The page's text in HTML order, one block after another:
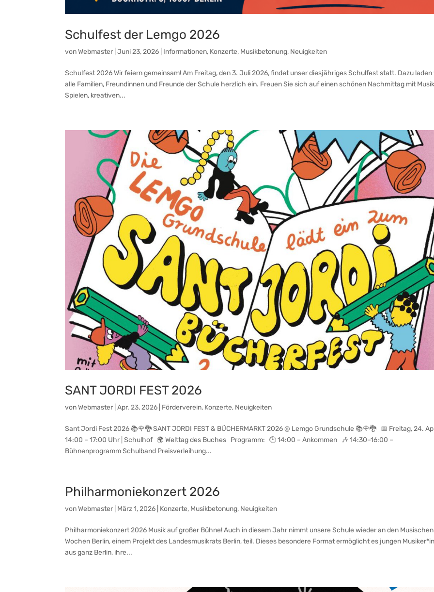
Schulfest der Lemgo 2026
vonWebmaster |Juni 23, 2026 Informationen, Konzerte, Musikbetonung, Neuigkeiten
Schulfest 2026 Wir feiern gemeinsam! Am Freitag, den 3. Juli 2026, findet unser diesjähriges Schulfest statt. Dazu laden
alle Familien, Freundinnen und Freunde der Schule herzlich ein. Freuen Sie sich auf einen schönen Nachmittag mit
Spielen, kreativen...
SANT JORDI FEST 2026
vonWebmaster |Apr. 23, 2026 Förderverein, Konzerte, Neuigkeiten
Sant Jordi Fest 2026 📚🌹🐉 SANT JORDI FEST & BÜCHERMARKT 2026 @ Lemgo Grundschule 📚🌹🐉 📅 Freitag, 24.
14:00 – 17:00 Uhr | Schulhof 🌍 Welttag des Buches Programm: 🕑 14:00 – Ankommen 🎶 14:30–16:00 –
Bühnenprogramm Schulband Preisverleihung...
Philharmoniekonzert 2026
vonWebmaster März 1, 2026 Konzerte, Musikbetonung, Neuigkeiten
Philharmoniekonzert 2026 Musik auf großer Bühne! Auch in diesem Jahr nimmt unsere Schule wieder an den Musischen
Wochen Berlin, einem Projekt des Landesmusikrats Berlin, teil. Dieses besondere Format ermöglicht es jungen
aus ganz Berlin, ihre...